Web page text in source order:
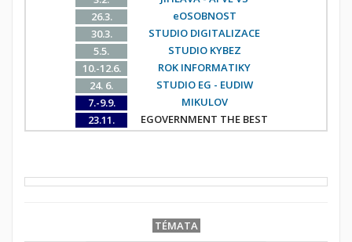
26.3.
eOSOBNOST
30.3.
STUDIO DIGITALIZACE
5.5.
STUDIO KYBEZ
10.-12.6.
ROK INFORMATIKY
24. 6.
STUDIO EG - EUDIW
7.-9.9.
MIKULOV
23.11.
EGOVERNMENT THE BEST
TÉMATA